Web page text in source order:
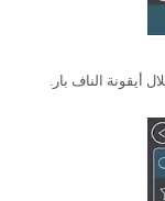
أيقونة الناف بار.